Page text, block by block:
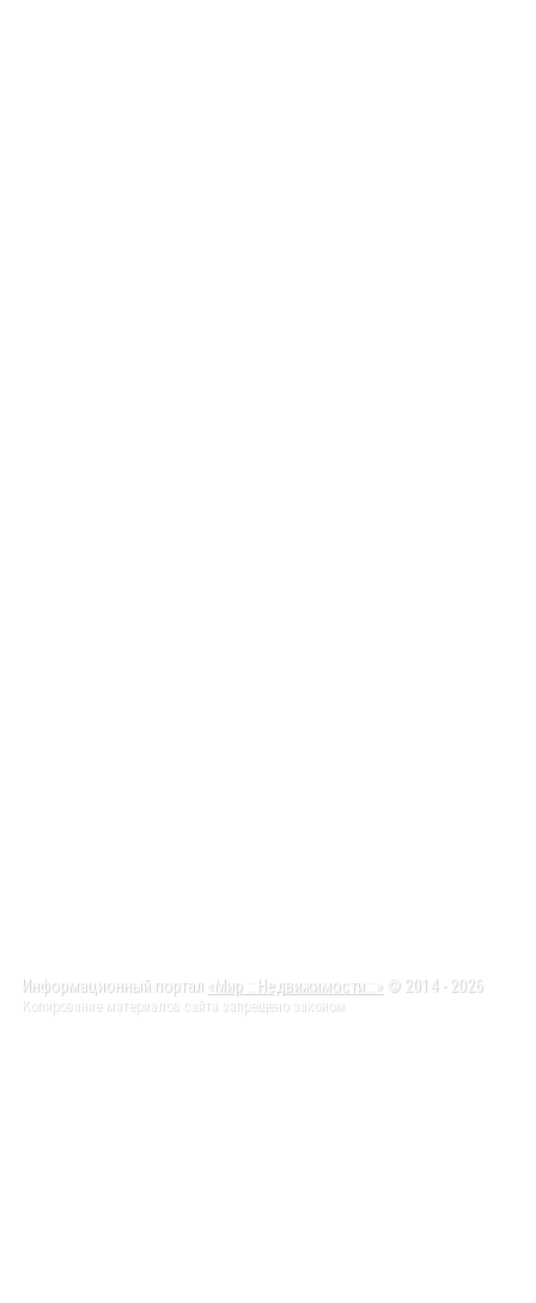
Информационный портал «Мир :: Недвижимости ::» © 2014 - 2026
Копирование материалов сайта запрещено законом.